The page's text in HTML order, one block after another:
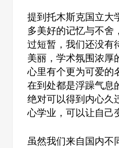
提到托木斯克国立大
多美好的记忆与不舍
过短暂，我们还没有
美丽，学术氛围浓厚
心里有个更为可爱的
在到处都是浮躁气息
绝对可以得到内心久
心学业，可以让自己
虽然我们来自国内不